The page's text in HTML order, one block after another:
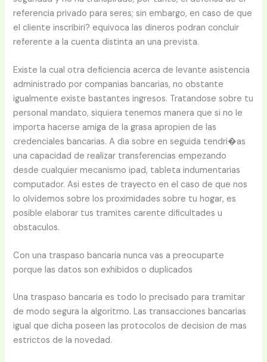
referencia privado para seres; sin embargo, en caso de que
el cliente inscribiri? equivoca las dineros podran concluir
referente a la cuenta distinta an una prevista.
Existe la cual otra deficiencia acerca de levante asistencia
administrado por companias bancarias, no obstante
igualmente existe bastantes ingresos. Tratandose sobre tu
personal mandato, siquiera tenemos manera que si no le
importa hacerse amiga de la grasa apropien de las
credenciales bancarias. A dia sobre en seguida tendri�as
una capacidad de realizar transferencias empezando
desde cualquier mecanismo ipad, tableta indumentarias
computador. Asi estes de trayecto en el caso de que nos
lo olvidemos sobre los proximidades sobre tu hogar, es
posible elaborar tus tramites carente dificultades u
obstaculos.
Con una traspaso bancaria nunca vas a preocuparte
porque las datos son exhibidos o duplicados
Una traspaso bancaria es todo lo precisado para tramitar
de modo segura la algoritmo. Las transacciones bancarias
igual que dicha poseen las protocolos de decision de mas
estrictos de la novedad.